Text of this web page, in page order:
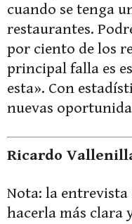
cuando se tenga
restaurantes.
por ciento de los
principal falla es
esta». Con
nuevas
Ricardo
Nota: la
hacerla más clara